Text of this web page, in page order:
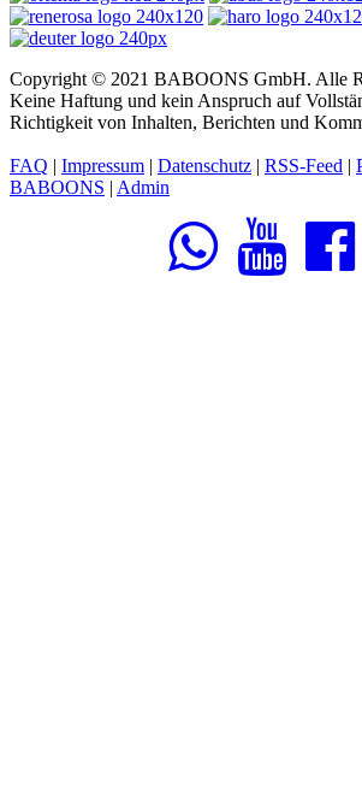
Copyright © 2021 BABOONS GmbH. Alle
Keine Haftung und kein Anspruch auf
Richtigkeit von Inhalten, Berichten und
FAQ Impressum Datenschutz RSS-Feed
BABOONS
Admin